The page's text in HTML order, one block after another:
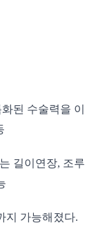
된 수술력을 이
길이연장, 조루
지 가능해졌다.